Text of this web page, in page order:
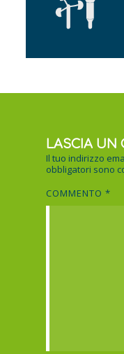
LASCIA UN
Il tuo indirizzo
obbligatori sono
COMMENTO*